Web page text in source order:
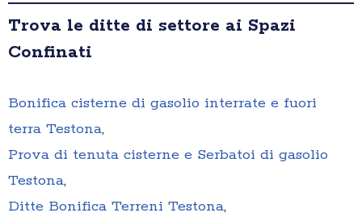
Trova le ditte di settore ai Spazi
Confinati
Bonifica cisterne di gasolio interrate e fuori
terra Testona,
Prova di tenuta cisterne e Serbatoi di gasolio
Testona,
Ditte Bonifica Terreni Testona,